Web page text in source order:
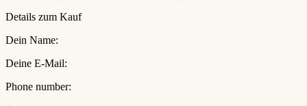
Details zum Kauf
Dein Name:
Deine E-Mail:
Phone number: